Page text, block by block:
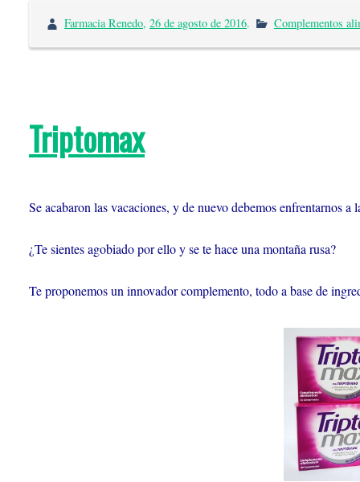
Farmacia Renedo, 26 de agosto de 2016. Complementos
Triptomax
Se acabaron las vacaciones, y de nuevo debemos enfrentarnos a
¿Te sientes agobiado por ello y se te hace una montaña rusa?
Te proponemos un innovador complemento, todo a base de